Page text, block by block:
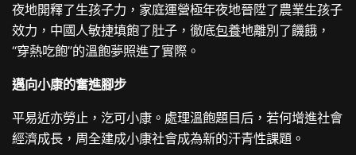
夜地開釋了生孩子力，家庭運營極年夜地晉陞了農業生孩子
效力，中國人敏捷填飽了肚子，徹底包養地離別了饑餓，
“穿熱吃飽”的溫飽夢照進了實際。
邁向小康的奮進腳步
平易近亦勞止，汔可小康。處理溫飽題目后，若何增進社會
經濟成長，周全建成小康社會成為新的汗青性課題。